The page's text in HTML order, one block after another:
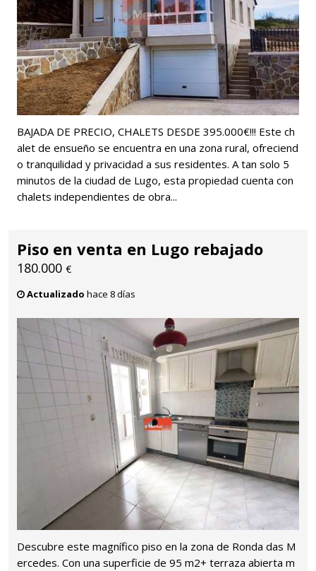
BAJADA DE PRECIO, CHALETS DESDE 395.000€!!! Este ch
alet de ensueño se encuentra en una zona rural, ofreciend
o tranquilidad y privacidad a sus residentes. A tan solo 5
minutos de la ciudad de Lugo, esta propiedad cuenta con
chalets independientes de obra...
Piso en venta en Lugo rebajado
180.000 €
Actualizado hace 8 días
Descubre este magnífico piso en la zona de Ronda das M
ercedes. Con una superficie de 95 m2+ terraza abierta m